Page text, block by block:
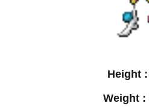
Height :
Weight :